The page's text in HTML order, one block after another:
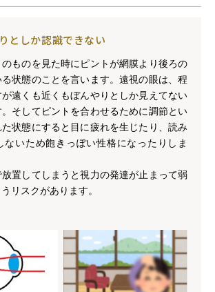
としか認識できない
ものを見た時にピントが網膜より後ろの
状態のことを言います。遠視の眼は、程
遠くも近くもぼんやりとしか見えてない
そしてピントを合わせるために調節とい
状態にすると目に疲れを生じたり、読み
ないため飽きっぽい性格になったりしま
置してしまうと視力の発達が止まって弱
リスクがあります。